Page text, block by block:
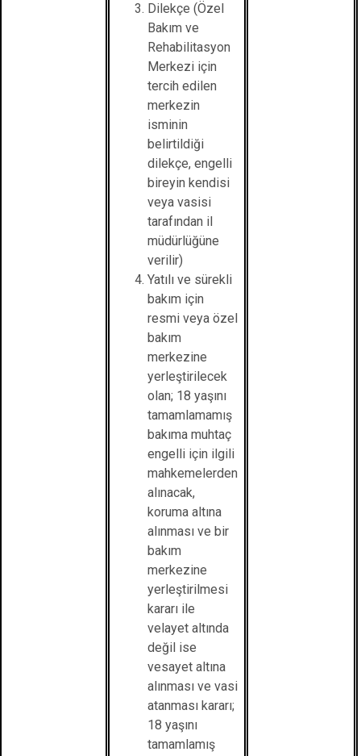
Dilekçe (Özel
Bakım ve
Rehabilitasyon
Merkezi için
tercih edilen
merkezin
isminin
belirtildiği
dilekçe, engelli
bireyin kendisi
veya vasisi
tarafından il
müdürlüğüne
verilir)
Yatılı ve sürekli
bakım için
resmi veya özel
bakım
merkezine
yerleştirilecek
olan; 18 yaşını
tamamlamamış
bakıma muhtaç
engelli için ilgili
mahkemelerden
alınacak,
koruma altına
alınması ve bir
bakım
merkezine
yerleştirilmesi
kararı ile
velayet altında
değil ise
vesayet altına
alınması ve vasi
atanması kararı;
18 yaşını
tamamlamış